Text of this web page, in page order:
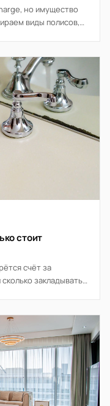
но имущество
виды полисов,
стоит
счёт за
закладывать